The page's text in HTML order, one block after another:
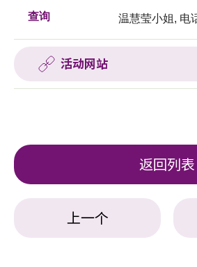
查询 温慧莹小姐, 电
活动网站
返回列表
上一个